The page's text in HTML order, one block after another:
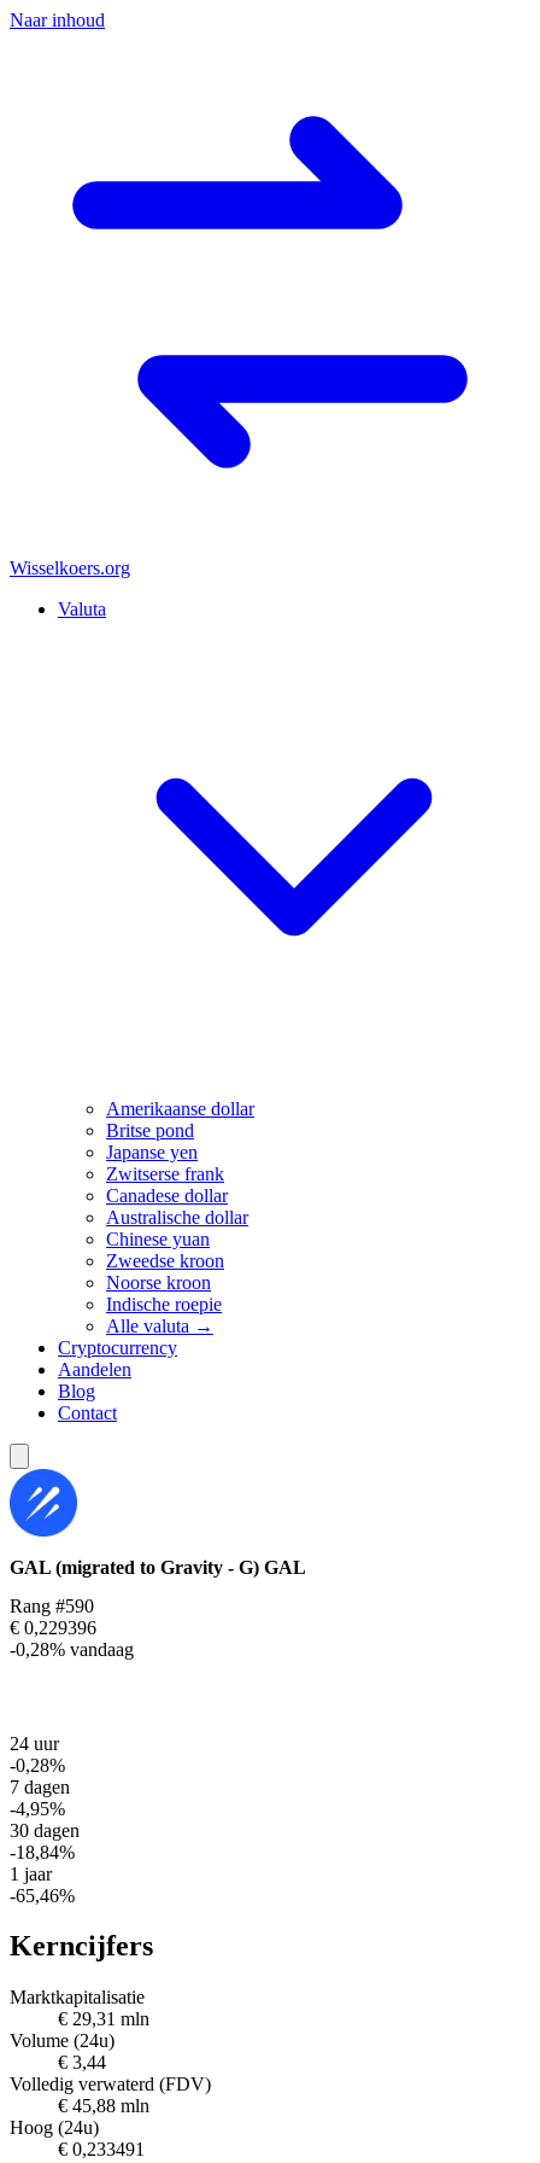
Naar inhoud
Wisselkoers.org
Valuta
Amerikaanse dollar
Britse pond
Japanse yen
Zwitserse frank
Canadese dollar
Australische dollar
Chinese yuan
Zweedse kroon
Noorse kroon
Indische roepie
Alle valuta →
Cryptocurrency
Aandelen
Blog
Contact
GAL (migrated to Gravity - G) GAL
Rang #590
€ 0,229396
-0,28% vandaag
24 uur
-0,28%
7 dagen
-4,95%
30 dagen
-18,84%
1 jaar
-65,46%
Kerncijfers
Marktkapitalisatie
€ 29,31 mln
Volume (24u)
€ 3,44
Volledig verwaterd (FDV)
€ 45,88 mln
Hoog (24u)
€ 0,233491